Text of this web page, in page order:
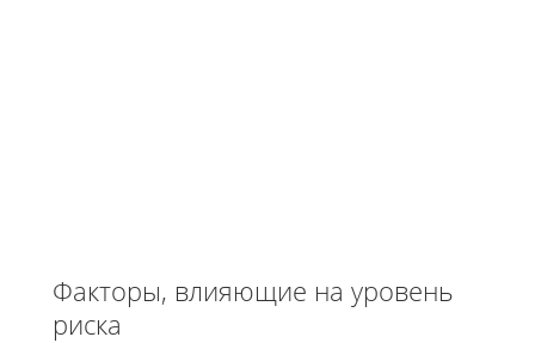
Факторы, влияющие на уровень
риска